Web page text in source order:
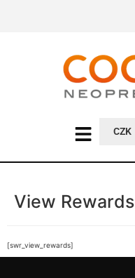
CZK
View Rewards
[swr_view_rewards]